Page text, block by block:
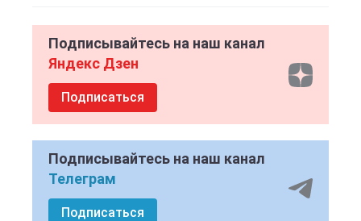
Подписывайтесь на наш канал
Яндекс Дзен
Подписаться
Подписывайтесь на наш канал
Телеграм
Подписаться